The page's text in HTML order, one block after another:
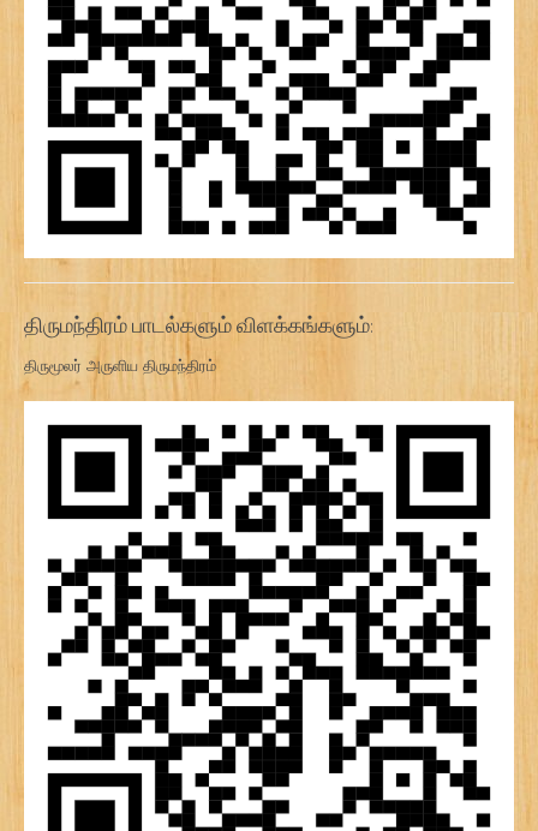
திருமந்திரம் பாடல்களும் விளக்கங்களும்:
திருமூலர் அருளிய திருமந்திரம்